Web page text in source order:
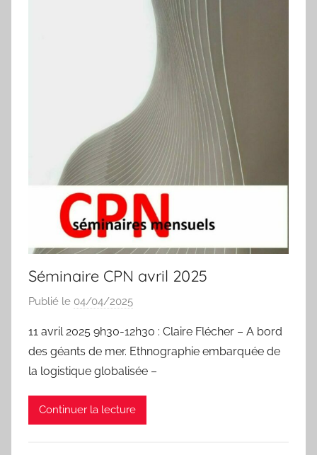
Séminaire CPN avril 2025
Publié le 04/04/2025
r
I
s
a
b
11 avril 2025 9h30-12h30 : Claire Flécher – A bord
des géants de mer. Ethnographie embarquée de
la logistique globalisée –
Continuer la lecture